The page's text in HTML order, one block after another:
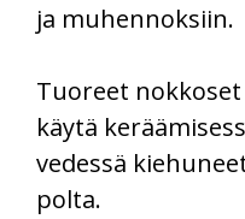
ja muhennoksiin.
Tuoreet
käytä
vedessä
polta.